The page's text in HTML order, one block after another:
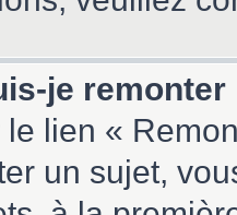
je
lien «
un sujet,